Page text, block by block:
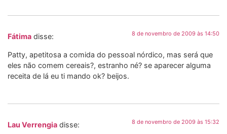
Fátima disse: 8 de novembro de 2009 às 14:50
Patty, apetitosa a comida do pessoal nórdico, mas será que
eles não comem cereais?, estranho né? se aparecer alguma
receita de lá eu ti mando ok? beijos.
Lau Verrengia disse: 8 de novembro de 2009 às 15:32